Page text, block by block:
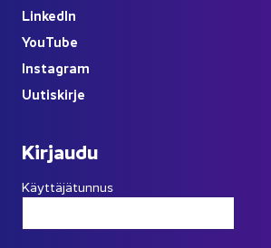
Lin­ke­dIn
YouTube
Ins­ta­gram
Uu­tis­kir­je
Kir­jau­du
Käyttäjätunnus